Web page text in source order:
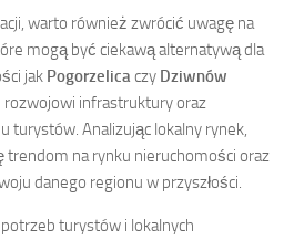
warto również zwrócić uwagę na
mogą być ciekawą alternatywą dla
jak Pogorzelicaczy Dziwnów
rozwojowi infrastruktury oraz
turystów. Analizując lokalny rynek,
na rynku nieruchomości oraz
danego regionu w przyszłości.
turystów i lokalnych